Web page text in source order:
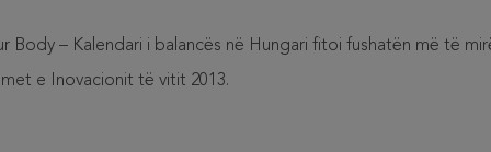
Body – Kalendari i balancës në Hungari fitoi fushatën më të
e Inovacionit të vitit 2013.